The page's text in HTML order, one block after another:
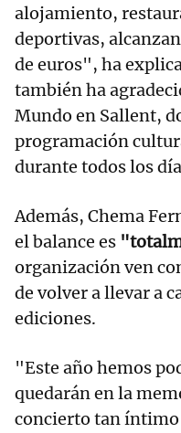
alojamiento,
deportivas,
de euros", ha
también ha
Mundo en Sallent,
programación
durante todos los
Además, Chema
el balance es
organización ven
de volver a llevar a
ediciones.
"Este año hemos
quedarán en la
concierto tan íntimo